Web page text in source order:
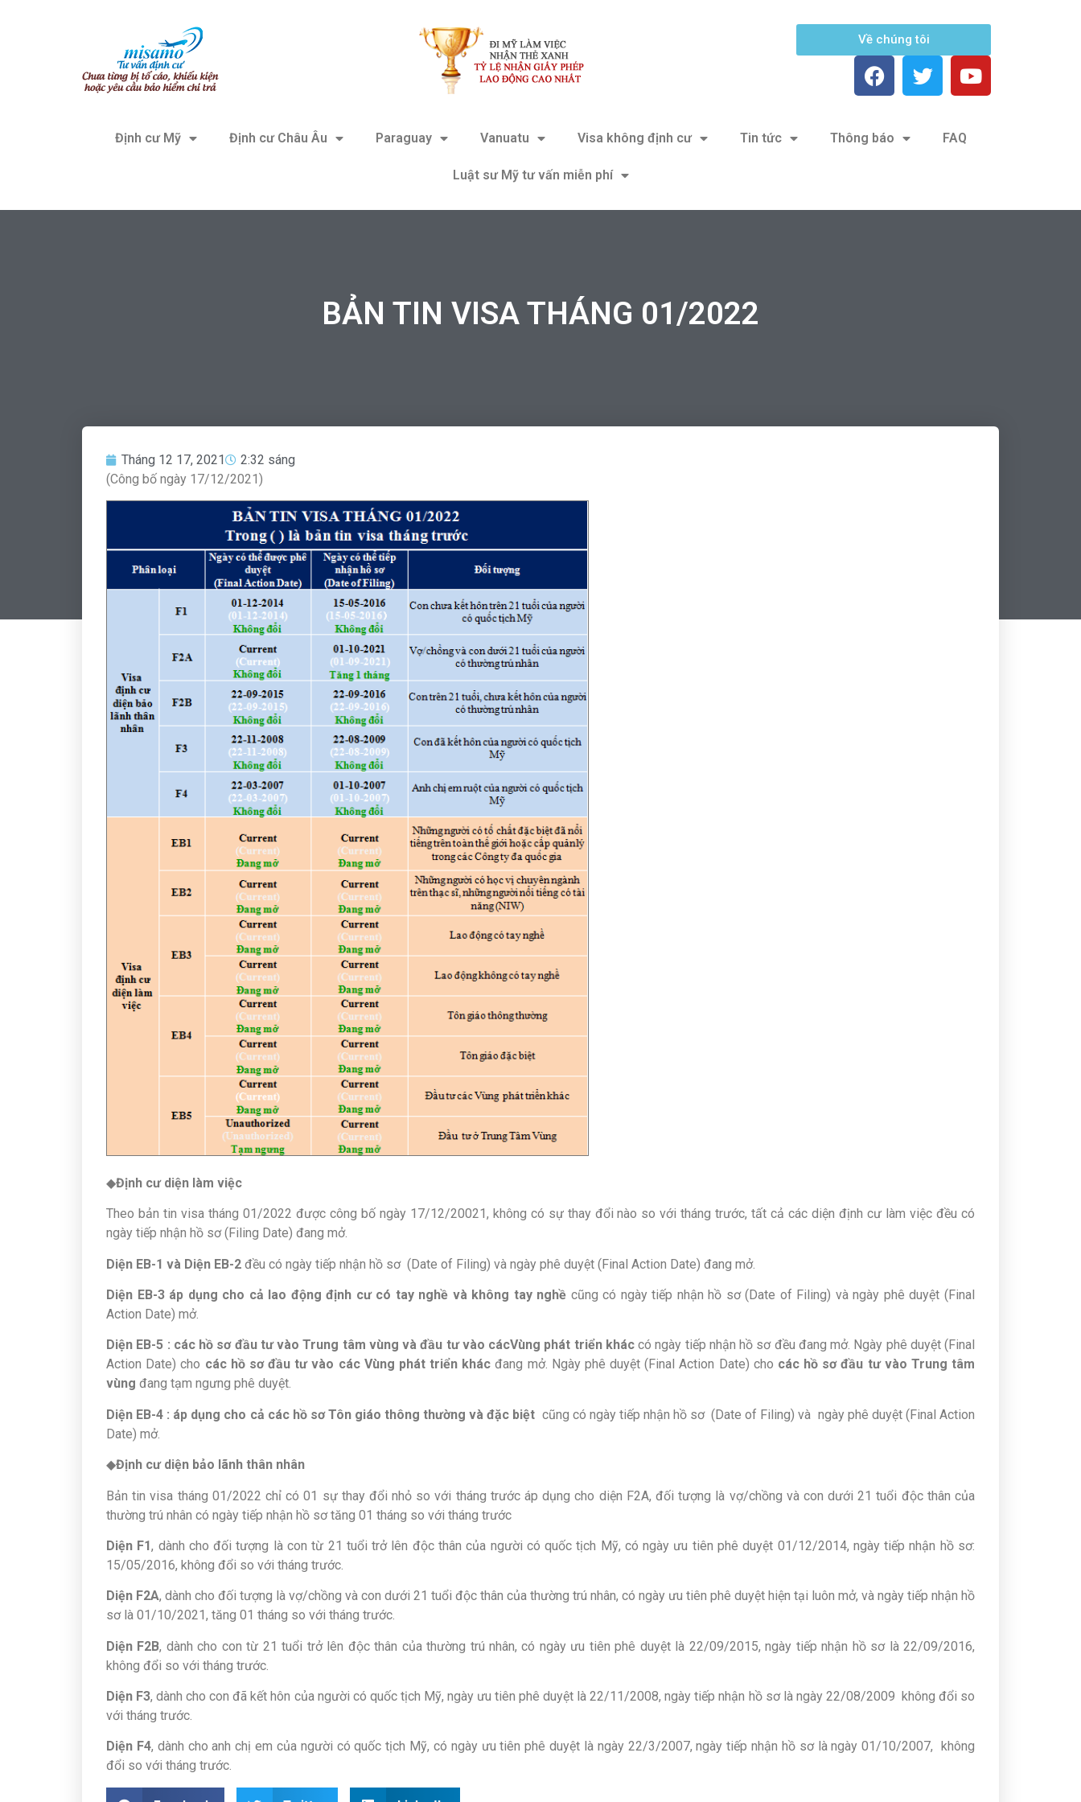
Về chúng tôi
Định cư Mỹ Định cư Châu Âu Paraguay Vanuatu Visa không định cư Tin tức Thông báo FAQ
Luật sư Mỹ tư vấn miễn phí
BẢN TIN VISA THÁNG 01/2022
Tháng 12 17, 2021
2:32 sáng
(Công bố ngày 17/12/2021)
◆Định cư diện làm việc
Theo bản tin visa tháng 01/2022 được công bố ngày 17/12/20021, không có sự thay đổi nào so với tháng trước, tất cả các diện định cư làm việc đều có
ngày tiếp nhận hồ sơ (Filing Date) đang mở.
Diện EB-1 và Diện EB-2 đều có ngày tiếp nhận hồ sơ (Date of Filing) và ngày phê duyệt (Final Action Date) đang mở.
Diện EB-3 áp dụng cho cả lao động định cư có tay nghề và không tay nghề cũng có ngày tiếp nhận hồ sơ (Date of Filing) và ngày phê duyệt (Final
Action Date) mở.
Diện EB-5 : các hồ sơ đầu tư vào Trung tâm vùng và đầu tư vào cácVùng phát triển kháccó ngày tiếp nhận hồ sơ đều đang mở. Ngày phê duyệt (Final
Action Date) cho các hồ sơ đầu tư vào các Vùng phát triển khác đang mở. Ngày phê duyệt (Final Action Date) cho các hồ sơ đầu tư vào Trung tâm
vùng đang tạm ngưng phê duyệt.
Diện EB-4 : áp dụng cho cả các hồ sơ Tôn giáo thông thường và đặc biệt cũng có ngày tiếp nhận hồ sơ (Date of Filing) và ngày phê duyệt (Final Action
Date) mở.
◆Định cư diện bảo lãnh thân nhân
Bản tin visa tháng 01/2022 chỉ có 01 sự thay đổi nhỏ so với tháng trước áp dụng cho diện F2A, đối tượng là vợ/chồng và con dưới 21 tuổi độc thân của
thường trú nhân có ngày tiếp nhận hồ sơ tăng 01 tháng so với tháng trước
Diện F1, dành cho đối tượng là con từ 21 tuổi trở lên độc thân của người có quốc tịch Mỹ, có ngày ưu tiên phê duyệt 01/12/2014, ngày tiếp nhận hồ sơ:
15/05/2016, không đổi so với tháng trước.
Diện F2A, dành cho đối tượng là vợ/chồng và con dưới 21 tuổi độc thân của thường trú nhân, có ngày ưu tiên phê duyệt hiện tại luôn mở, và ngày tiếp nhận hồ
sơ là 01/10/2021, tăng 01 tháng so với tháng trước.
Diện F2B, dành cho con từ 21 tuổi trở lên độc thân của thường trú nhân, có ngày ưu tiên phê duyệt là 22/09/2015, ngày tiếp nhận hồ sơ là 22/09/2016,
không đổi so với tháng trước.
Diện F3, dành cho con đã kết hôn của người có quốc tịch Mỹ, ngày ưu tiên phê duyệt là 22/11/2008, ngày tiếp nhận hồ sơ là ngày 22/08/2009 không đổi so
với tháng trước.
Diện F4, dành cho anh chị em của người có quốc tịch Mỹ, có ngày ưu tiên phê duyệt là ngày 22/3/2007, ngày tiếp nhận hồ sơ là ngày 01/10/2007, không
đổi so với tháng trước.